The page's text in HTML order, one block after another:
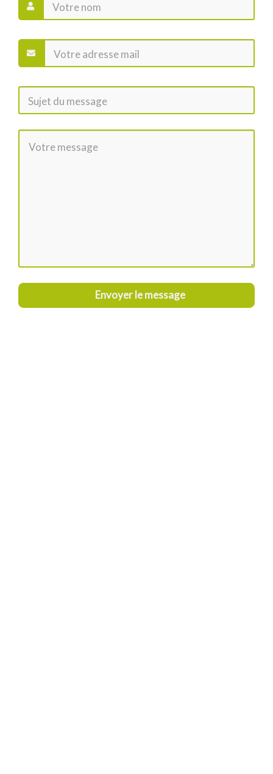
Envoyer le message